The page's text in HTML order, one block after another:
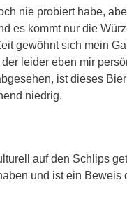
nie probiert habe,
es kommt nur die
gewöhnt sich mein
leider eben mir
ist dieses
niedrig.
auf den Schlips
und ist ein